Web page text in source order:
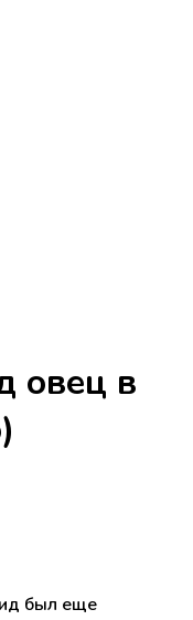
овец в
был еще